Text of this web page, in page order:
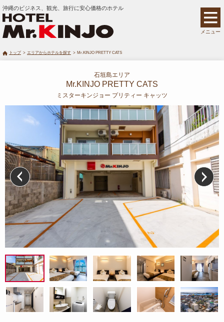
沖縄のビジネス、観光、旅行に安心価格のホテル
メニュー
トップ エリアからホテルを探す Mr.KINJO PRETTY CATS
石垣島エリア
Mr.KINJO PRETTY CATS
ミスターキンジョー プリティー キャッツ